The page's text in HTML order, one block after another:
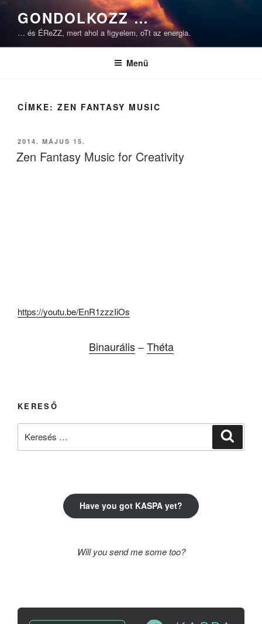
Tartalomhoz
GONDOLKOZZ …
… és ÉReZZ, mert ahol a figyelem, oTt az energia.
Menü
CÍMKE: ZEN FANTASY MUSIC
BEKÜLDVE:
2014. MÁJUS 15.
Zen Fantasy Music for Creativity
https://youtu.be/EnR1zzzIiOs
Binaurális–Théta
KERESŐ
Have you got KASPA yet?
Will you send me some too?